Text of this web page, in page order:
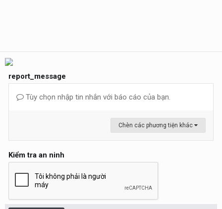
report_message
Tùy chọn nhập tin nhắn với báo cáo của bạn.
Chèn các phương tiện khác
Kiểm tra an ninh